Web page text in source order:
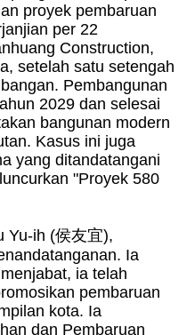
proyek pembaruan
per 22
Construction,
setelah satu setengah
Pembangunan
2029 dan selesai
bangunan modern
Kasus ini juga
yang ditandatangani
"Proyek 580
Yu-ih (侯友宜),
Ia
ia telah
pembaruan
kota. Ia
dan Pembaruan